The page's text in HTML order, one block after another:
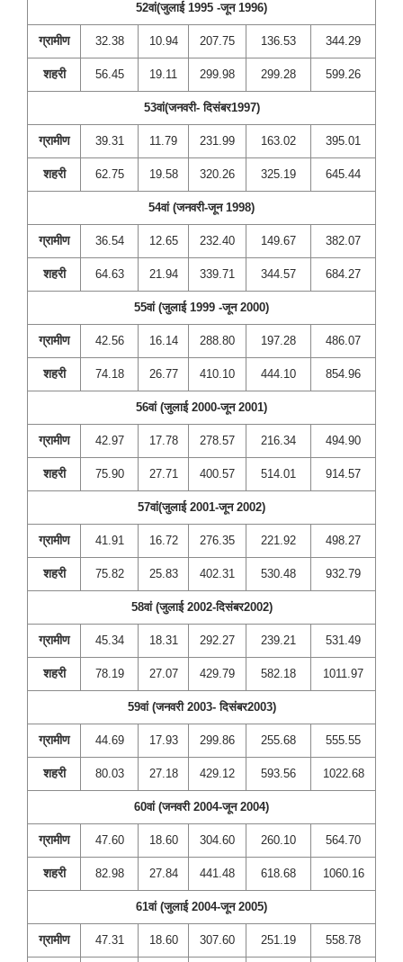
52वां(जुलाई 1995 -जून 1996)
ग्रामीण 32.38 10.94 207.75 136.53 344.29
शहरी 56.45 19.11 299.98 299.28 599.26
53वां(जनवरी- दिसंबर1997)
ग्रामीण 39.31 11.79 231.99 163.02 395.01
शहरी 62.75 19.58 320.26 325.19 645.44
54वां (जनवरी-जून 1998)
ग्रामीण 36.54 12.65 232.40 149.67 382.07
शहरी 64.63 21.94 339.71 344.57 684.27
55वां (जुलाई 1999 -जून 2000)
ग्रामीण 42.56 16.14 288.80 197.28 486.07
शहरी 74.18 26.77 410.10 444.10 854.96
56वां (जुलाई 2000-जून 2001)
ग्रामीण 42.97 17.78 278.57 216.34 494.90
शहरी 75.90 27.71 400.57 514.01 914.57
57वां(जुलाई 2001-जून 2002)
ग्रामीण 41.91 16.72 276.35 221.92 498.27
शहरी 75.82 25.83 402.31 530.48 932.79
58वां (जुलाई 2002-दिसंबर2002)
ग्रामीण 45.34 18.31 292.27 239.21 531.49
शहरी 78.19 27.07 429.79 582.18 1011.97
59वां (जनवरी 2003- दिसंबर2003)
ग्रामीण 44.69 17.93 299.86 255.68 555.55
शहरी 80.03 27.18 429.12 593.56 1022.68
60वां (जनवरी 2004-जून 2004)
ग्रामीण 47.60 18.60 304.60 260.10 564.70
शहरी 82.98 27.84 441.48 618.68 1060.16
61वां (जुलाई 2004-जून 2005)
ग्रामीण 47.31 18.60 307.60 251.19 558.78